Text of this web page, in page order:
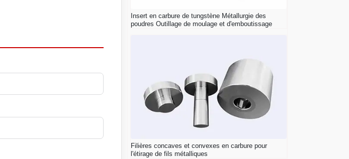
Insert en carbure de tungstène Métallurgie des
poudres Outillage de moulage et d'emboutissage
Filières concaves et convexes en carbure pour
l'étirage de fils métalliques